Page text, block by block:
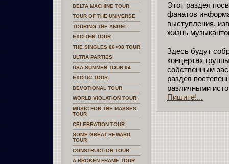
DELTA MACHINE TOUR
TOUR OF THE UNIVERSE
TOURING THE ANGEL
EXCITER TOUR
THE SINGLES 86>98 TOUR
ULTRA PARTIES
USA SUMMER TOUR 94
EXOTIC TOUR
DEVOTIONAL TOUR
WORLD VIOLATION TOUR
MUSIC FOR THE MASSES
TOUR
CELEBRATION TOUR
SOME GREAT REWARD
TOUR
CONSTRUCTION TOUR
A BROKEN FRAME TOUR
Этот раздел
фанатов
выступления,
жизнь
Здесь будут
концертах
собственным
раздел
различными
Пишите!...